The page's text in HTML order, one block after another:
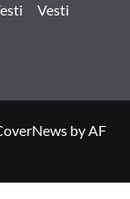
Vesti
by AF